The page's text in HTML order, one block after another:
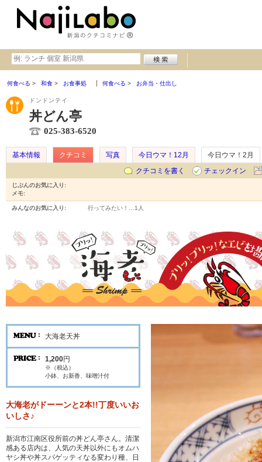
何食べる 和食 お食事処 何食べる お弁当・仕出し
ドンドンテイ
丼どん亭
025-383-6520
基本情報 クチコミ 写真 今日ウマ！12月
今日ウマ！2月
クチコミを書く
チェックイン
じぶんのお気に入り:
メモ:
みんなのお気に入り: 行ってみたい！… 1人
大海老天丼
1,200円
※（税込）
小鉢、お新香、味噌汁付
大海老がドーーンと2本!!丁度いいお
いしさ♪
新潟市江南区役所前の丼どん亭さん。清潔
感ある店内は、人気の天丼以外にもオムハ
ヤシ丼や丼スパゲッティなる変わり種、日